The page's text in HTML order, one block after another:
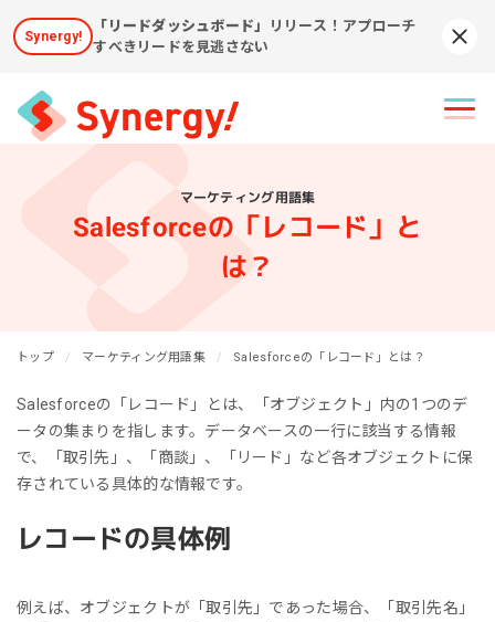
Synergy!
「リードダッシュボード」
リリース！アプローチ
すべきリードを見逃さない
マーケティング用語集
Salesforceの「レコード」と
は？
トップ マーケティング用語集 Salesforceの「レコード」とは？
Salesforceの「レコード」とは、「オブジェクト」内の1つのデ
ータの集まりを指します。データベースの一行に該当する情報
で、「取引先」、「商談」、「リード」など各オブジェクトに保
存されている具体的な情報です。
レコードの具体例
例えば、オブジェクトが「取引先」であった場合、「取引先名」